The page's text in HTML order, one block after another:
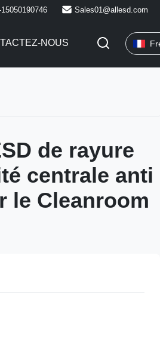
Sales01@allesd.com
NOUS
de rayure
centrale anti
le Cleanroom